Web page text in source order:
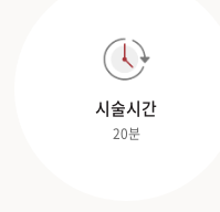
시술시간
20분